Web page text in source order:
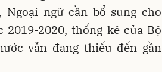
Ngoại ngữ cần bổ sung cho
2020, thống kê của Bộ
vẫn đang thiếu đến gần